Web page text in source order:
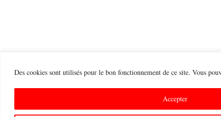
Des cookies sont utilisés pour le bon fonctionnement de ce site. Vous
Accepter